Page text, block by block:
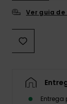
Ver guia
Entrega